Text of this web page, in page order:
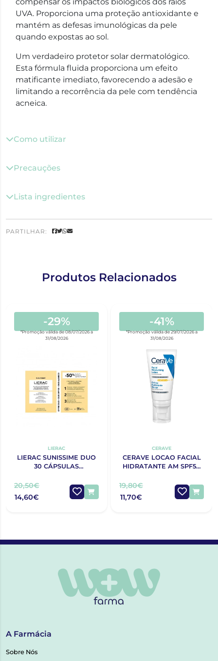
UVA. Proporciona uma proteção antioxidante e
mantém as defesas imunológicas da pele
quando expostas ao sol.
Um verdadeiro protetor solar dermatológico.
Esta fórmula fluida proporciona um efeito
matificante imediato, favorecendo a adesão e
limitando a recorrência da pele com tendência
acneica.
Como utilizar
Precauções
Lista ingredientes
PARTILHAR:
Produtos Relacionados
-29%
*Promoção válida de 08/07/2026 a
31/08/2026
LIERAC
LIERAC SUNISSIME DUO
30 CÁPSULAS
DESCONTO DE 50% NA 2ª
EMBALAGEM
20,50€
14,60€
-41%
*Promoção válida de 29/07/2026 a
31/08/2026
CERAVE
CERAVE LOCAO FACIAL
HIDRATANTE AM SPF50
19,80€
11,70€
A Farmácia
Sobre Nós